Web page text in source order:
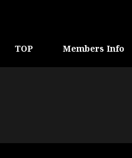
TOP Members Info